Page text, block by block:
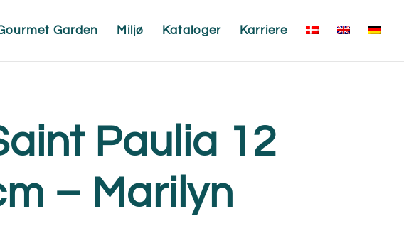
Garden Miljø Kataloger Karriere
Paulia 12
– Marilyn